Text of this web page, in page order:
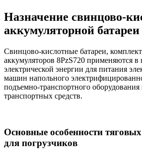
Назначение свинцово-
аккумуляторной батареи
Свинцово-кислотные батареи,
аккумуляторов 8PzS720 применяются в
электрической энергии для питания
машин напольного
подъемно-транспортного оборудования
транспортных средств.
Основные особенности
для погрузчиков